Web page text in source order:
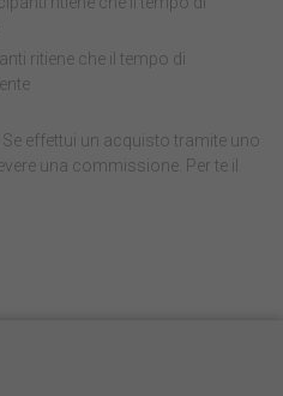
ritiene che il tempo di
effettui un acquisto tramite uno
una commissione. Per te il